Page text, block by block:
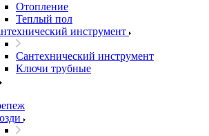
Отопление
Теплый пол
инструмент
Сантехнический инструмент
Ключи трубные